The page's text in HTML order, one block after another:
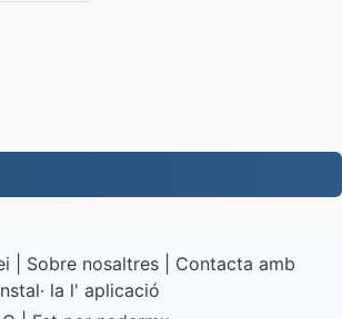
Sobre nosaltres| Contacta amb
la l' aplicació